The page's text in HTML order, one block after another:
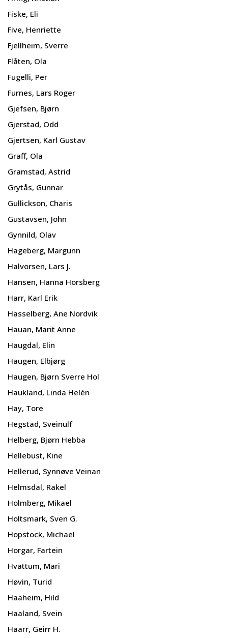
Fiske, Eli
Five, Henriette
Fjellheim, Sverre
Flåten, Ola
Fugelli, Per
Furnes, Lars Roger
Gjefsen, Bjørn
Gjerstad, Odd
Gjertsen, Karl Gustav
Graff, Ola
Gramstad, Astrid
Grytås, Gunnar
Gullickson, Charis
Gustavsen, John
Gynnild, Olav
Hageberg, Margunn
Halvorsen, Lars J.
Hansen, Hanna Horsberg
Harr, Karl Erik
Hasselberg, Ane Nordvik
Hauan, Marit Anne
Haugdal, Elin
Haugen, Elbjørg
Haugen, Bjørn Sverre Hol
Haukland, Linda Helén
Hay, Tore
Hegstad, Sveinulf
Helberg, Bjørn Hebba
Hellebust, Kine
Hellerud, Synnøve Veinan
Helmsdal, Rakel
Holmberg, Mikael
Holtsmark, Sven G.
Hopstock, Michael
Horgar, Fartein
Hvattum, Mari
Høvin, Turid
Haaheim, Hild
Haaland, Svein
Haarr, Geirr H.